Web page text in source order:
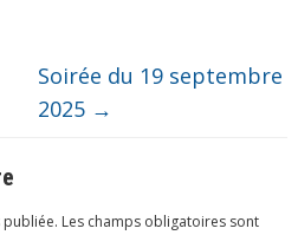
Soirée du 19 septembre
2025 →
publiée. Les champs obligatoires sont